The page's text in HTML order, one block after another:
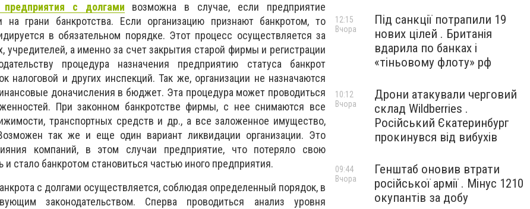
с долгами возможна в случае, если предприятие
на грани банкротства. Если организацию признают банкротом, то
в обязательном порядке. Этот процесс осуществляется за
а именно за счет закрытия старой фирмы и регистрации
процедура назначения предприятию статуса банкрот
налоговой и других инспекций. Так же, организации не назначаются
доначисления в бюджет. Эта процедура может проводиться
При законном банкротстве фирмы, с нее снимаются все
транспортных средств и др., а все заложенное имущество,
так же и еще один вариант ликвидации организации. Это
компаний, в этом случаи предприятие, что потеряло свою
стало банкротом становиться частью иного предприятия.
с долгами осуществляется, соблюдая определенный порядок, в
законодательством. Сперва проводиться анализ уровня
Під санкції потрапили 19
нових цілей . Британія
вдарила по банках і
«тіньовому флоту» рф
12:15
Вчора
Дрони атакували черговий
склад Wildberries .
Російський Єкатеринбург
прокинувся від вибухів
10:12
Вчора
Генштаб оновив втрати
російської армії . Мінус 1210
окупантів за добу
09:44
Вчора